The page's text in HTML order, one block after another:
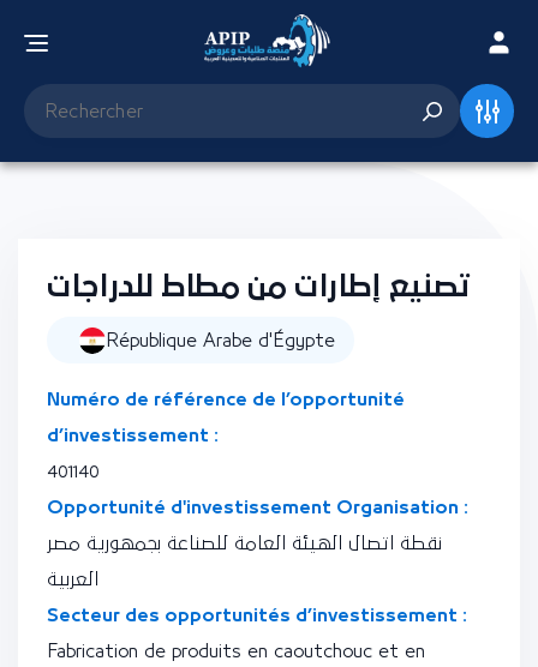
تصنيع إطارات من مطاط للدراجات
République Arabe d'Égypte
Numéro de référence de l’opportunité
d’investissement :
401140
Opportunité d'investissement Organisation :
نقطة اتصال الهيئة العامة للصناعة بجمهورية مصر
العربية
Secteur des opportunités d’investissement :
Fabrication de produits en caoutchouc et en